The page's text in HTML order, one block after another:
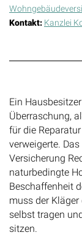
Kontakt: Kanzlei
Ein
Überraschung,
für die
verweigerte.
Versicherung
naturbedingte
Beschaffenheit
muss der
selbst tragen
sitzen.